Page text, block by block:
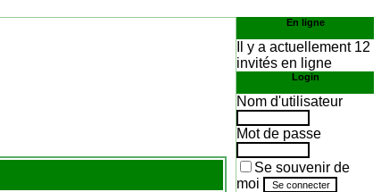
En ligne
Il y a actuellement 12
invités en ligne
Login
Nom d'utilisateur
Mot de passe
Se souvenir de
moi